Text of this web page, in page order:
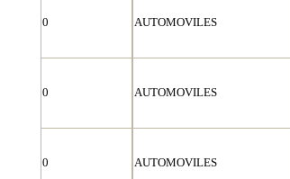
0 AUTOMOVILES
0 AUTOMOVILES
0 AUTOMOVILES